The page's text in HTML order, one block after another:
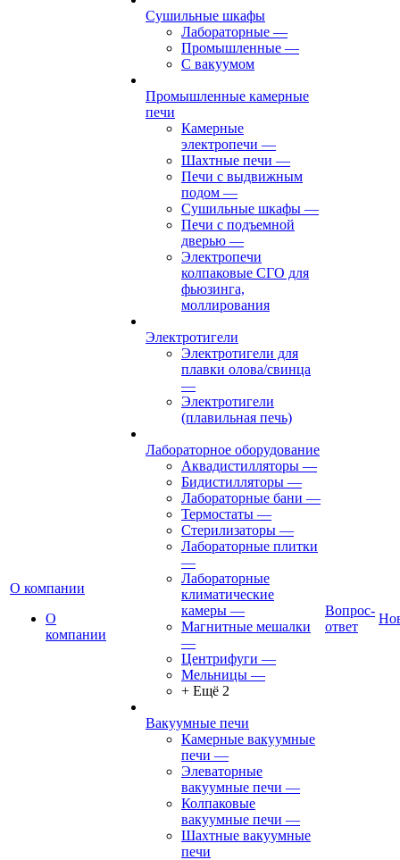
О компании
О
компании
Сушильные шкафы
Лабораторные —
Промышленные —
С вакуумом
Промышленные камерные
печи
Камерные
электропечи —
Шахтные печи —
Печи с выдвижным
подом —
Сушильные шкафы —
Печи с подъемной
дверью —
Электропечи
колпаковые СГО для
фьюзинга,
моллирования
Электротигели
Электротигели для
плавки олова/свинца
—
Электротигели
(плавильная печь)
Лабораторное оборудование
Аквадистилляторы —
Бидистилляторы —
Лабораторные бани —
Термостаты —
Стерилизаторы —
Лабораторные плитки
—
Лабораторные
климатические
камеры —
Магнитные мешалки
—
Центрифуги —
Мельницы —
+ Ещё 2
Вакуумные печи
Камерные вакуумные
печи —
Элеваторные
вакуумные печи —
Колпаковые
вакуумные печи —
Шахтные вакуумные
печи
Вопрос-
ответ